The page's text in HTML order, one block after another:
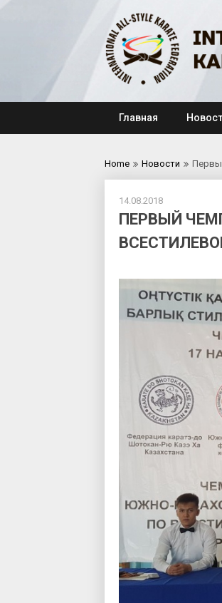
Главная
Home Новости
14.08.2018
ПЕРВЫЙ